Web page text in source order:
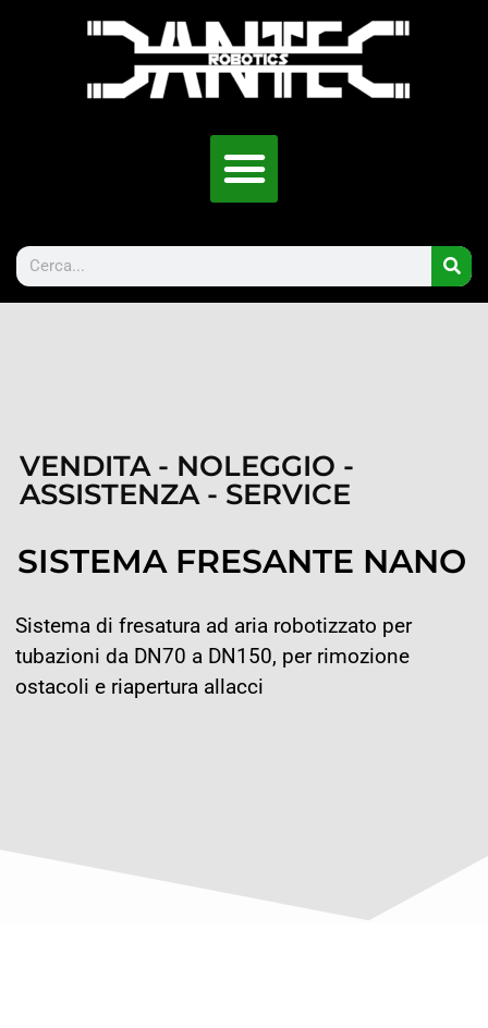
VENDITA - NOLEGGIO -
ASSISTENZA - SERVICE
SISTEMA FRESANTE NANO
Sistema di fresatura ad aria robotizzato per
tubazioni da DN70 a DN150, per rimozione
ostacoli e riapertura allacci